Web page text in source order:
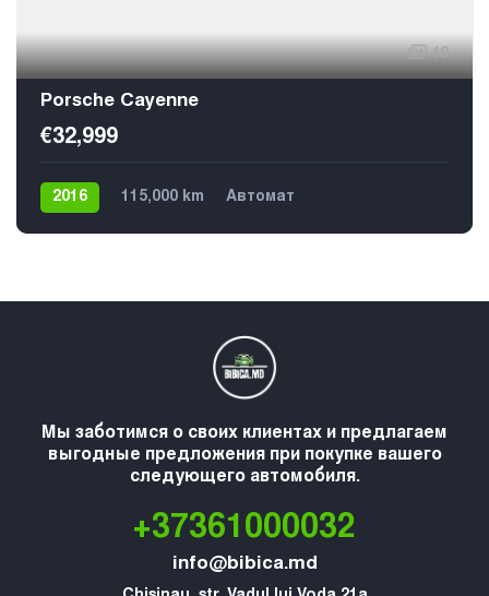
19
Porsche Cayenne
€32,999
2016 115,000 km
Автомат
Мы заботимся о своих клиентах и предлагаем
выгодные предложения при покупке вашего
следующего автомобиля.
+37361000032
info@bibica.md